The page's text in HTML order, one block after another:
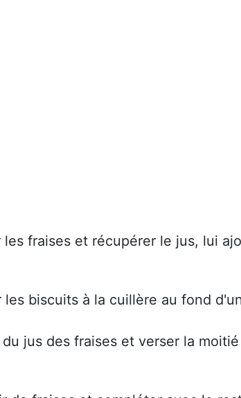
les fraises et récupérer le jus, lui
les biscuits à la cuillère au fond
jus des fraises et verser la